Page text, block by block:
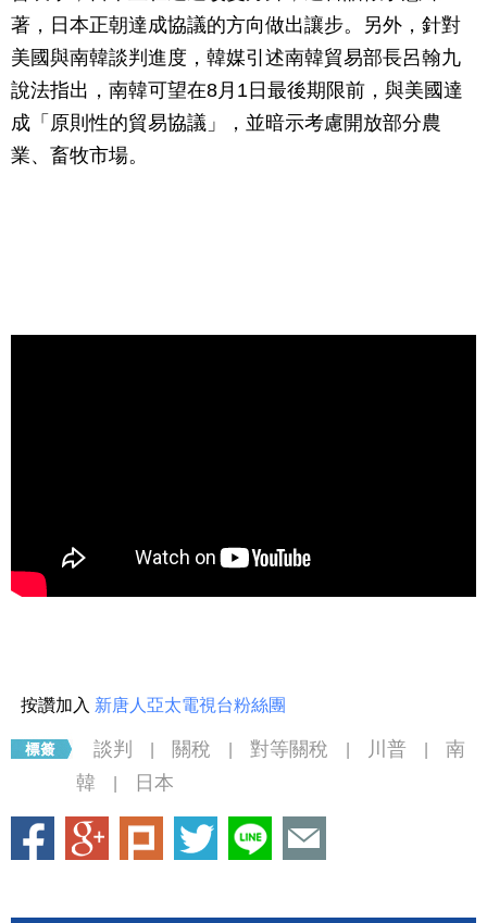
著，日本正朝達成協議的方向做出讓步。另外，針對
美國與南韓談判進度，韓媒引述南韓貿易部長呂翰九
說法指出，南韓可望在8月1日最後期限前，與美國達
成「原則性的貿易協議」，並暗示考慮開放部分農
業、畜牧市場。
按讚加入 新唐人亞太電視台粉絲團
談判 關稅 對等關稅 川普
南
韓
日本